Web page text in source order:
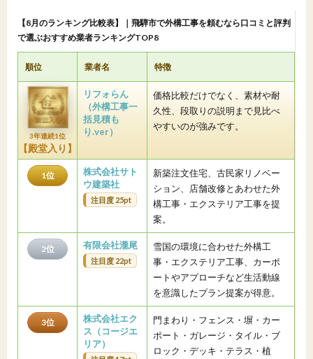
【8月のランキング比較表】｜飛騨市で外構工事を頼むなら口コミと評判
で選ぶおすすめ業者ランキングTOP8
順位 業者名 特徴
3年連続1位
【殿堂入り】
リフォらん
（外構工事一
括見積も
り.ver）
価格比較だけでなく、素材や耐
久性、段取りの説明まで見比べ
やすいのが強みです。
1位
株式会社サト
ウ建築社
注目度 25pt
新築注文住宅、古民家リノベー
ション、店舗改修とあわせた外
構工事・エクステリア工事を提
案。
2位 有限会社瀧尾
注目度 22pt
雪国の環境に合わせた外構工
事・エクステリア工事、カーポ
ートやアプローチなど生活動線
を意識したプラン提案が得意。
3位
株式会社エク
ス（コージエ
リア）
門まわり・フェンス・塀・カー
ポート・ガレージ・タイル・ブ
ロック・デッキ・テラス・植